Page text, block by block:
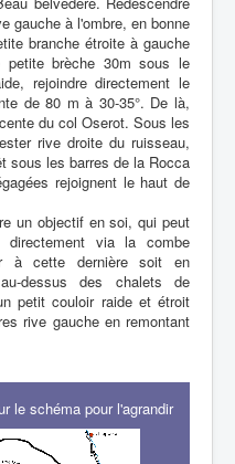
gauche à l'ombre, en bonne
branche étroite à gauche
brèche 30m sous le
rejoindre directement le
de 80 m à 30-35°. De là,
du col Oserot. Sous les
rive droite du ruisseau,
sous les barres de la Rocca
rejoignent le haut de
un objectif en soi, qui peut
directement via la combe
à cette dernière soit en
dessus des chalets de
petit couloir raide et étroit
rive gauche en remontant
le schéma pour l'agrandir